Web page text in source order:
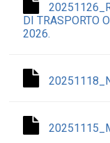
DI TRASPORTO
2026.